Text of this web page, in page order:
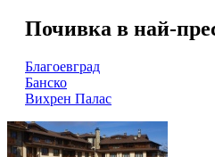
Почивка в най-
Благоевград
Банско
Вихрен Палас